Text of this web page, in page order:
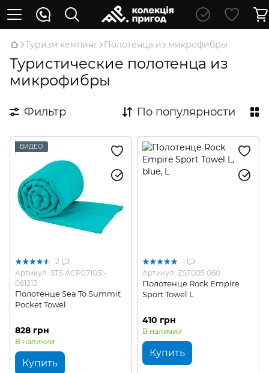
Туризм кемпинг Полотенца из микрофибры
Туристические полотенца из
микрофибры
Фильтр По популярности
ВИДЕО
2
Артикул: STS ACP071051-
061213
Полотенце Sea To Summit
Pocket Towel
828 грн
В наличии
Купить
1
Артикул: ZST005.060
Полотенце Rock Empire
Sport Towel L
410 грн
В наличии
Купить